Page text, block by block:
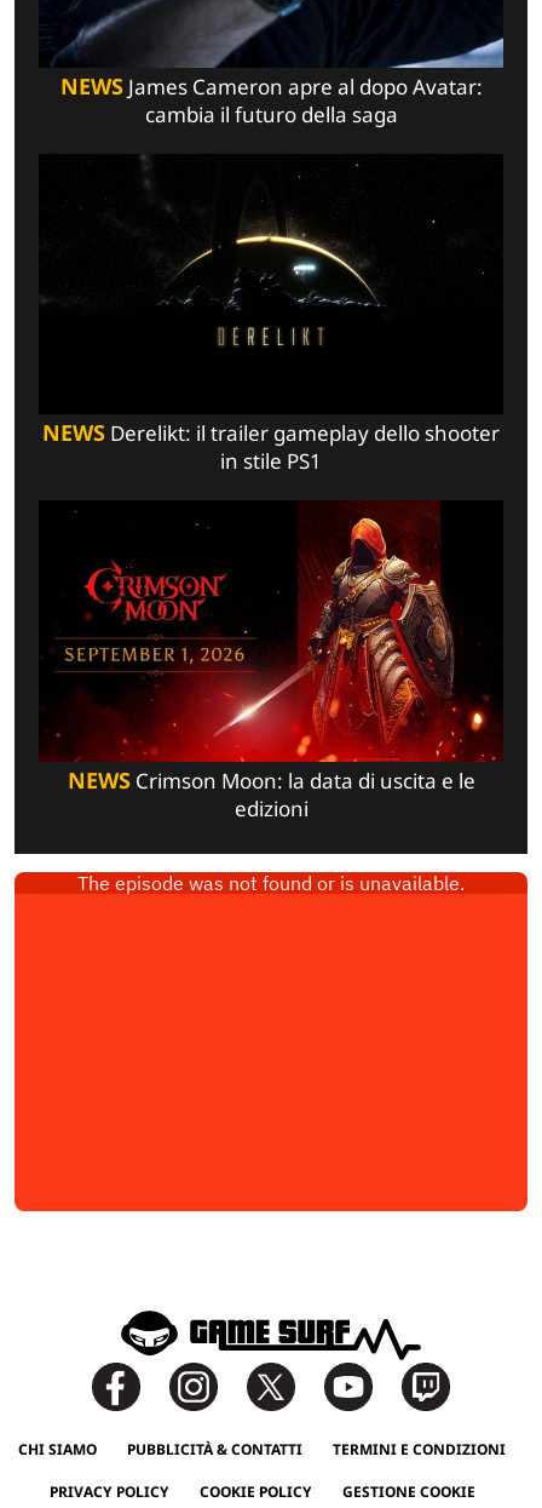
NEWSJames Cameron apre al dopo Avatar:
cambia il futuro della saga
NEWS Derelikt: il trailer gameplay dello shooter
in stile PS1
NEWSCrimson Moon: la data di uscita e le
edizioni
CHI SIAMO PUBBLICITÀ & CONTATTI TERMINI E CONDIZIONI
PRIVACY POLICY COOKIE POLICY GESTIONE COOKIE